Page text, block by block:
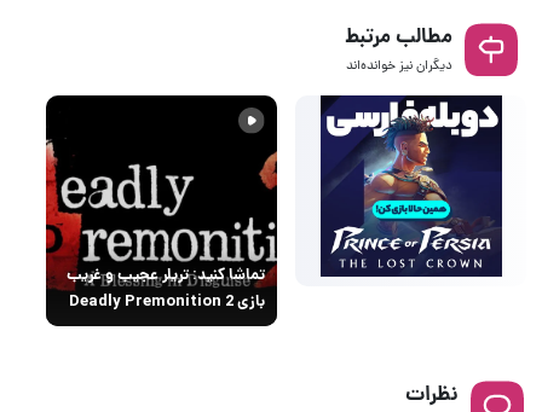
مطالب مرتبط
دیگران نیز خوانده‌اند
تماشا کنید: تریلر عجیب و غریب
بازی Deadly Premonition 2
نظرات